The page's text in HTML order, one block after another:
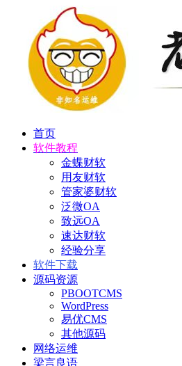
首页
软件教程
金蝶财软
用友财软
管家婆财软
泛微OA
致远OA
速达财软
经验分享
软件下载
源码资源
PBOOTCMS
WordPress
易优CMS
其他源码
网络运维
梁言良语